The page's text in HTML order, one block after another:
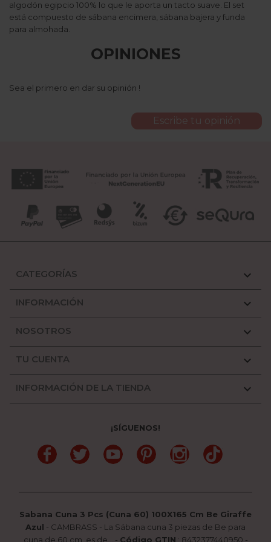
algodón egipcio 100% lo que le aporta un tacto suave. El set
está compuesto de sábana encimera, sábana bajera y funda
para almohada.
OPINIONES
Sea el primero en dar su opinión !
Escribe tu opinión
CATEGORÍAS 
INFORMACIÓN 
NOSOTROS 
TU CUENTA 
INFORMACIÓN DE LA TIENDA 
¡SÍGUENOS!
FacebookTwitter YouTube PinterestInstagramTikTok
Sabana Cuna 3 Pcs (Cuna 60) 100X165 Cm Be Giraffe
Azul - CAMBRASS - La Sábana cuna 3 piezas de Be para
cuna de 60 cm.,es de...
- Código GTIN : 8432377440950 -